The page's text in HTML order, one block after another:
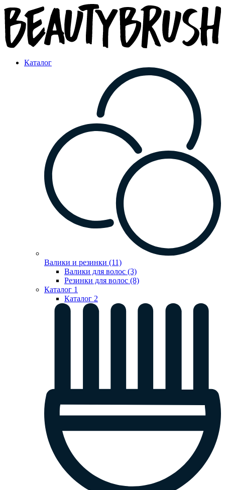
Каталог
Валики и резинки (11)
Валики для волос (3)
Резинки для волос (8)
Каталог 1
Каталог 2